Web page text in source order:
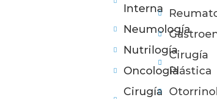
Interna
Neumología
Nutrilogía
Oncología
Cirugía
Cirugía
Plástica